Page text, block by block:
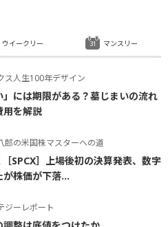
ス人生100年デザイン
」には期限がある？墓じまいの流れ
用を解説
郎の米国株マスターへの道
［SPCX］上場後初の決算発表、数字
が株価が下落...
ジーレポート
ウイークリー マンスリー